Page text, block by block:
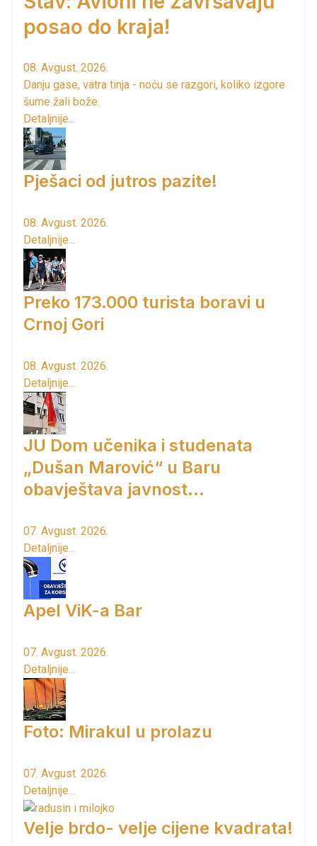
posao do kraja!
08. Avgust. 2026.
Danju gase, vatra tinja - noću se razgori, koliko izgore
šume žali bože.
Detaljnije...
Pješaci od jutros pazite!
08. Avgust. 2026.
Detaljnije...
Preko 173.000 turista boravi u
Crnoj Gori
08. Avgust. 2026.
Detaljnije...
JU Dom učenika i studenata
„Dušan Marović“ u Baru
obavještava javnost...
07. Avgust. 2026.
Detaljnije...
Apel ViK-a Bar
07. Avgust. 2026.
Detaljnije...
Foto: Mirakul u prolazu
07. Avgust. 2026.
Detaljnije...
Velje brdo- velje cijene kvadrata!